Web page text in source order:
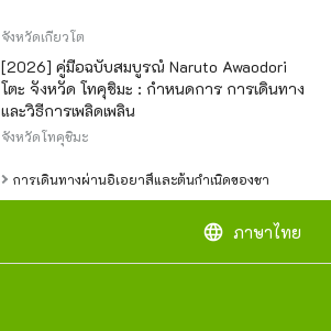
จังหวัดเกียวโต
[2026] คู่มือฉบับสมบูรณ์ Naruto Awaodori
โตะ จังหวัด โทคุชิมะ : กำหนดการ การเดินทาง
และวิธีการเพลิดเพลิน
จังหวัดโทคุชิมะ
การเดินทางผ่านอิเอยาสึและต้นกำเนิดของชา
language ภาษาไทย